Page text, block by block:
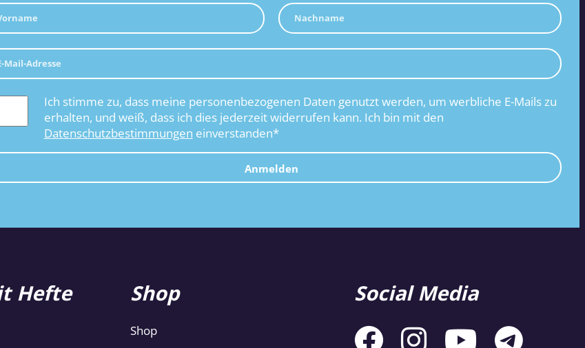
Ich stimme zu, dass meine personenbezogenen Daten genutzt werden, um werbliche E-Mails zu
erhalten, und weiß, dass ich dies jederzeit widerrufen kann. Ich bin mit den
Datenschutzbestimmungen einverstanden*
Anmelden
Hefte Shop
Shop
Social Media